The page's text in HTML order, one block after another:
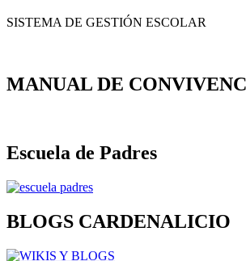
SISTEMA DE GESTIÓN ESCOLAR
MANUAL DE
Escuela de Padres
BLOGS CARDENALICIO